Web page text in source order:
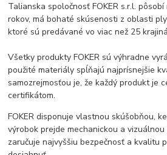
Talianska spoločnosť FOKER s.r.l.
rokov, má bohaté skúsenosti z oblasti
ktoré sú predávané vo viac než 25
Všetky produkty FOKER sú výhradne
použité materiály spĺňajú najprísnejšie
samozrejmosťou je, že každý produkt je
certifikátom.
FOKER disponuje vlastnou skúšobňou,
výrobok prejde mechanickou a vizuálnou
zaručuje najvyššiu bezpečnosť a kvalitu